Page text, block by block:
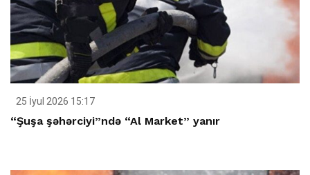
25 İyul 2026 15:17
“Şuşa şəhərciyi”ndə “Al Market” yanır